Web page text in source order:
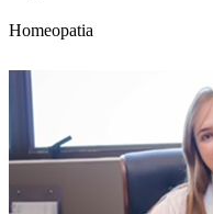
Homeopatia